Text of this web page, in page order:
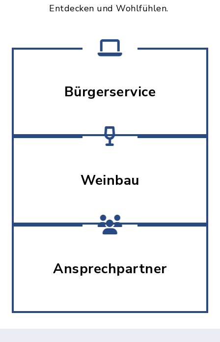
Entdecken und Wohlfühlen.
Bürgerservice
Weinbau
Ansprechpartner